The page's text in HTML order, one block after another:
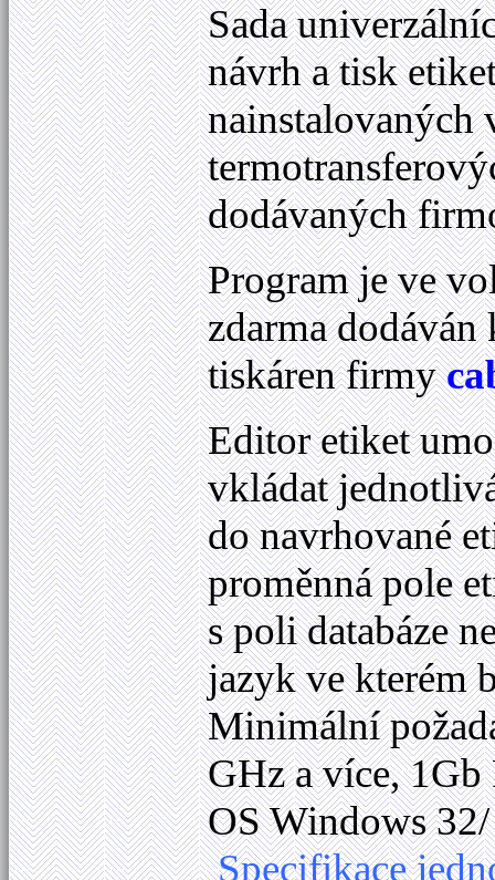
Sada
návrh a tisk
nainstalovaných
dodávaných
Program je ve
zdarma
tiskáren firmy
Editor etiket
vkládat
do navrhované
proměnná pole
s poli databáze
jazyk ve kterém
Minimální
GHz a více,
OS Windows
Specifikace